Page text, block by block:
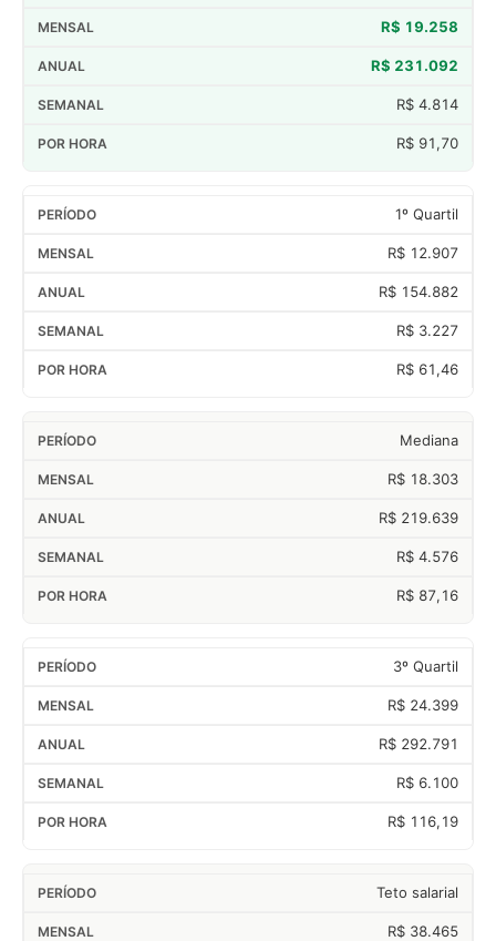
R$ 19.258
R$ 231.092
R$ 4.814
R$ 91,70
1º Quartil
R$ 12.907
R$ 154.882
R$ 3.227
R$ 61,46
Mediana
R$ 18.303
R$ 219.639
R$ 4.576
R$ 87,16
3º Quartil
R$ 24.399
R$ 292.791
R$ 6.100
R$ 116,19
Teto salarial
R$ 38.465